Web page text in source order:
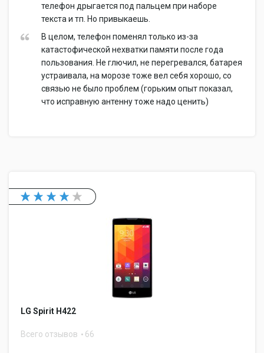
телефон дрыгается под пальцем при наборе
текста и тп. Но привыкаешь.
В целом, телефон поменял только из-за
катастофической нехватки памяти после года
пользования. Не глючил, не перегревался, батарея
устраивала, на морозе тоже вел себя хорошо, со
связью не было проблем (горьким опыт показал,
что исправную антенну тоже надо ценить)
LG Spirit H422
Всего отзывов 66